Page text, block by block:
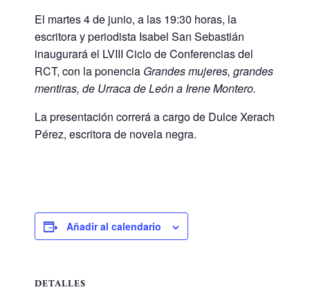
El martes 4 de junio, a las 19:30 horas, la
escritora y periodista Isabel San Sebastián
inaugurará el LVIII Ciclo de Conferencias del
RCT, con la ponencia Grandes mujeres, grandes
mentiras, de Urraca de León a Irene Montero.
La presentación correrá a cargo de Dulce Xerach
Pérez, escritora de novela negra.
Añadir al calendario
DETALLES